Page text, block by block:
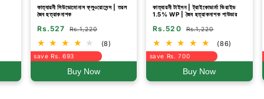
কাত্যায়নী সিউডোমোনাস ফ্লুওরোসেন্স | তরল
জৈব ছত্রাকনাশক
Rs.527 Rs.1,220
(8)
save Rs. 693
Buy Now
কাত্যায়নী টাইসন | ট্রাইকোডার্মা ভিরাইড
1.5% WP | জৈব ছত্রাকনাশক পাউডার
Rs.520 Rs.1,220
(86)
save Rs. 700
Buy Now